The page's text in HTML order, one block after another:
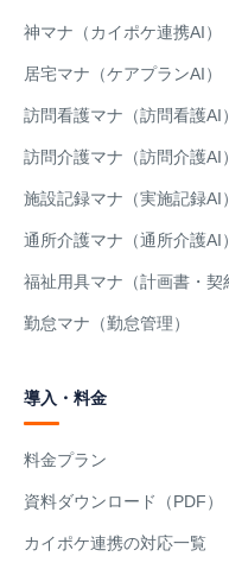
神マナ（カイポケ連携AI）
居宅マナ（ケアプランAI）
訪問看護マナ（訪問看護AI）
訪問介護マナ（訪問介護AI）
施設記録マナ（実施記録AI）
通所介護マナ（通所介護AI）
福祉用具マナ（計画書・契
勤怠マナ（勤怠管理）
導入・料金
料金プラン
資料ダウンロード（PDF）
カイポケ連携の対応一覧